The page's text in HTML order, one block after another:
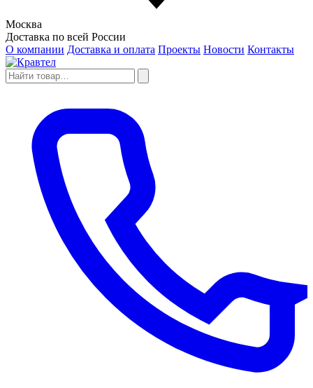
Москва
Доставка по всей России
О компании Доставка и оплата Проекты Новости Контакты